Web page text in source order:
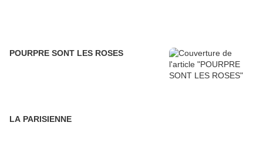
POURPRE SONT LES ROSES
LA PARISIENNE